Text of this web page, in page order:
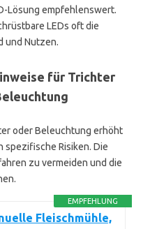
Lösung empfehlenswert.
LEDs oft die
und Nutzen.
für Trichter
oder Beleuchtung erhöht
spezifische Risiken. Die
zu vermeiden und die
EMPFEHLUNG
Fleischmühle,